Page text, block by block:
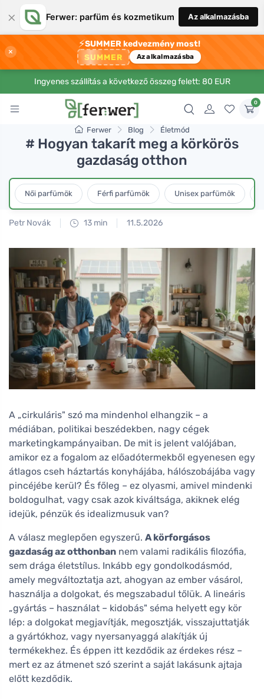
× Ferwer: parfüm és kozmetikum Az alkalmazásba
×
⚡SUMMER kedvezmény most!
SUMMER Az alkalmazásba
Ingyenes szállítás a következő összeg felett: 80 EUR
0
Ferwer Blog Életmód
# Hogyan takarít meg a körkörös
gazdaság otthon
Női parfümök Férfi parfümök Unisex parfümök
Petr Novák 13 min 11.5.2026
A „cirkuláris" szó ma mindenhol elhangzik – a
médiában, politikai beszédekben, nagy cégek
marketingkampányaiban. De mit is jelent valójában,
amikor ez a fogalom az előadótermekből egyenesen egy
átlagos cseh háztartás konyhájába, hálószobájába vagy
pincéjébe kerül? És főleg – ez olyasmi, amivel mindenki
boldogulhat, vagy csak azok kiváltsága, akiknek elég
idejük, pénzük és idealizmusuk van?
A válasz meglepően egyszerű. A körforgásos
gazdaság az otthonban nem valami radikális filozófia,
sem drága életstílus. Inkább egy gondolkodásmód,
amely megváltoztatja azt, ahogyan az ember vásárol,
használja a dolgokat, és megszabadul tőlük. A lineáris
„gyártás – használat – kidobás" séma helyett egy kör
lép: a dolgokat megjavítják, megosztják, visszajuttatják
a gyártókhoz, vagy nyersanyaggá alakítják új
termékekhez. És éppen itt kezdődik az érdekes rész –
mert ez az átmenet szó szerint a saját lakásunk ajtaja
előtt kezdődik.